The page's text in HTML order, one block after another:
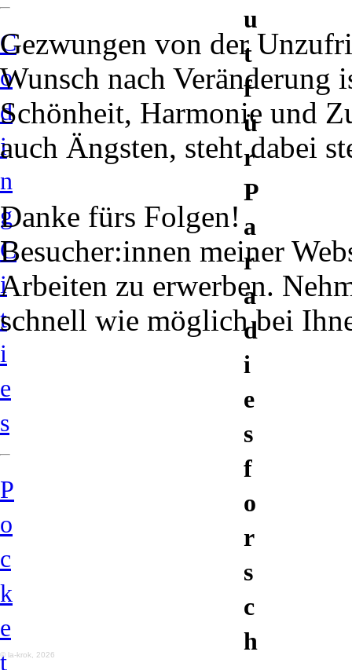
Gezwungen von der
Wunsch nach Veränderung
Schönheit, Harmonie und
auch Ängsten, steht dabei
Danke fürs Folgen!
Besucher:innen meiner
Arbeiten zu erwerben.
schnell wie möglich bei
u
t
f
ü
r
P
a
r
a
d
i
e
s
f
o
r
s
c
h
C
o
d
i
n
g
C
i
t
i
e
s
P
o
c
k
e
t
© la-krok, 2026
A
b
o
u
t
/
C
o
n